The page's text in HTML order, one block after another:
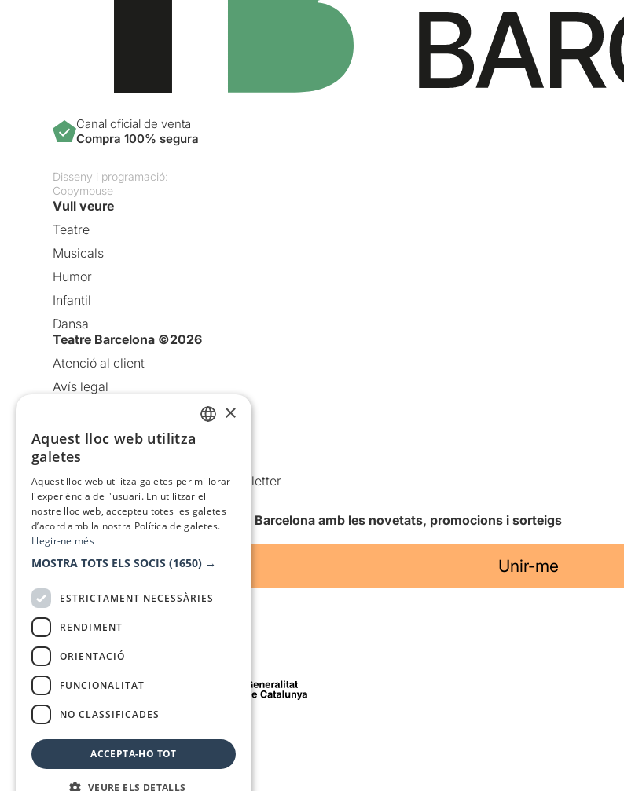
Canal oficial de venta
Compra 100% segura
Disseny i programació:
Copymouse
Vull veure
Teatre
Musicals
Humor
Infantil
Dansa
Teatre Barcelona ©2026
Atenció al client
Avís legal
Política de cookies
Condicions d’ús
Comunicacions comercials i Newsletter
Anuncia’t
Vull rebre la newsletter de Teatre Barcelona amb les novetats, promocions i sorteigs
Unir-me
Amb el suport de
×
Aquest lloc web utilitza
galetes
Aquest lloc web utilitza galetes per millorar
l'experiència de l'usuari. En utilitzar el
nostre lloc web, accepteu totes les galetes
d’acord amb la nostra Política de galetes.
Llegir-ne més
MOSTRA TOTS ELS SOCIS (1650) →
ESTRICTAMENT NECESSÀRIES
RENDIMENT
ORIENTACIÓ
FUNCIONALITAT
NO CLASSIFICADES
ACCEPTA-HO TOT
VEURE ELS DETALLS